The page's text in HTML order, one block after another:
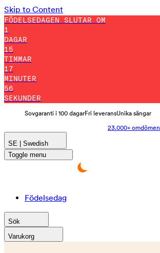
Skip to Content
FÖDELSEDAGEN SLUTAR OM
1
DAGAR
15
TIMMAR
17
MINUTER
46
SEKUNDER
Sovgaranti i 100 dagarFri leveransUnika sängar
23.000+ omdömen
SE | Swedish
Toggle menu
Födelsedag
Sök
Varukorg